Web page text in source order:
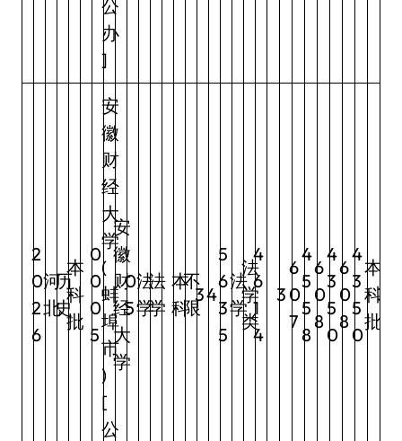
公
办
]
2
0
2
6
河
北
历
史
本
科
批
0
0
0
5
安
徽
财
经
大
学
(
蚌
埠
市
)
[
公
安
徽
财
经
大
学
0
5
法
学
法
学
本
科
不
限
34
5
6
3
5
法
学
法
学
类
4
6
1
4
3
6
0
7
4
5
5
8
6
0
8
4
3
5
0
6
0
8
4
3
5
0
本
科
批
3